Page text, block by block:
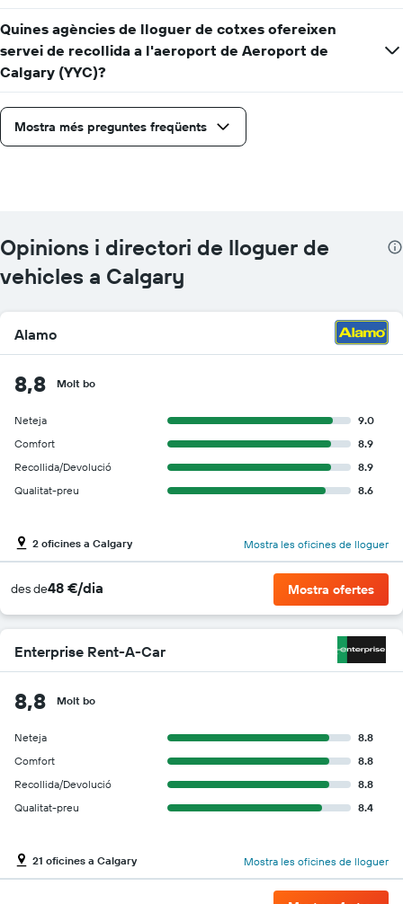
Quines agències de lloguer de cotxes ofereixen
servei de recollida a l'aeroport de Aeroport de
Calgary (YYC)?
Mostra més preguntes freqüents
Opinions i directori de lloguer de
vehicles a Calgary
Alamo
8,8 Molt bo
Neteja
9.0
Comfort
8.9
Recollida/Devolució
8.9
Qualitat-preu
8.6
2 oficines a Calgary Mostra les oficines de lloguer
des de48 €/dia Mostra ofertes
Enterprise Rent-A-Car
8,8 Molt bo
Neteja
8.8
Comfort
8.8
Recollida/Devolució
8.8
Qualitat-preu
8.4
21 oficines a Calgary Mostra les oficines de lloguer